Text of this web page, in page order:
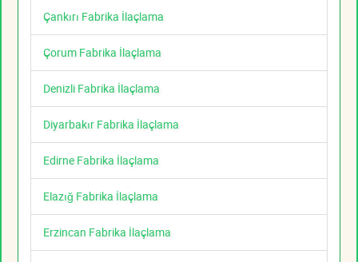
Çankırı Fabrika İlaçlama
Çorum Fabrika İlaçlama
Denizli Fabrika İlaçlama
Diyarbakır Fabrika İlaçlama
Edirne Fabrika İlaçlama
Elazığ Fabrika İlaçlama
Erzincan Fabrika İlaçlama